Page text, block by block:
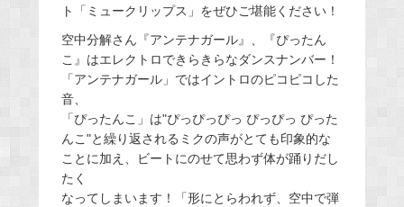
ト「ミュークリップス」をぜひご堪能ください！
空中分解さん『アンテナガール』、『ぴったん
こ』はエレクトロできらきらなダンスナンバー！
「アンテナガール」ではイントロのピコピコした
音、
「ぴったんこ」は"ぴっぴっぴっ ぴっぴっ ぴった
んこ"と繰り返されるミクの声がとても印象的な
ことに加え、ビートにのせて思わず体が踊りだし
たく
なってしまいます！「形にとらわれず、空中で弾